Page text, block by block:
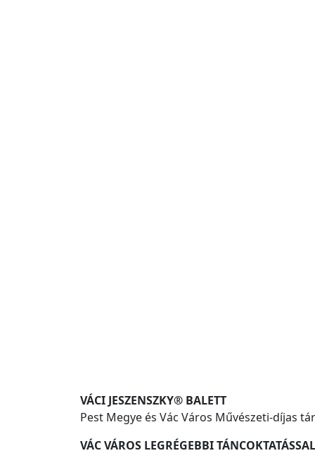
VÁCI JESZENSZKY® BALETT
Pest Megye és Vác Város Művészeti-díjas
VÁC VÁROS LEGRÉGEBBI